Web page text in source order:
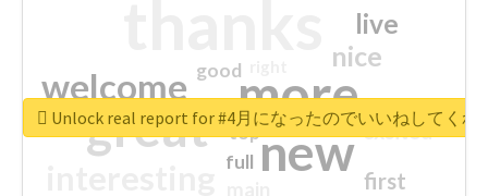
more
great new
welcome
nice
live
first
excited
good
top
full
Unlock real report for #4月になったのでいいねしてくれ